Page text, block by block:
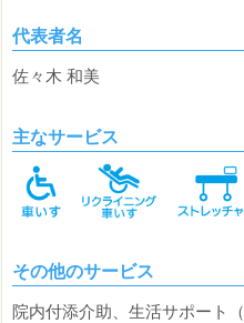
代表者名
佐々木 和美
主なサービス
その他のサービス
院内付添介助、生活サポート